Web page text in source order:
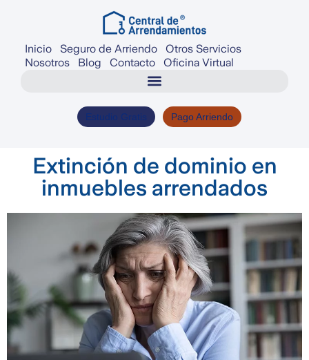
Inicio Seguro de Arriendo
Otros Servicios
Nosotros
Blog Contacto Oficina Virtual
Estudio Gratis Pago Arriendo
Extinción de dominio en
inmuebles arrendados